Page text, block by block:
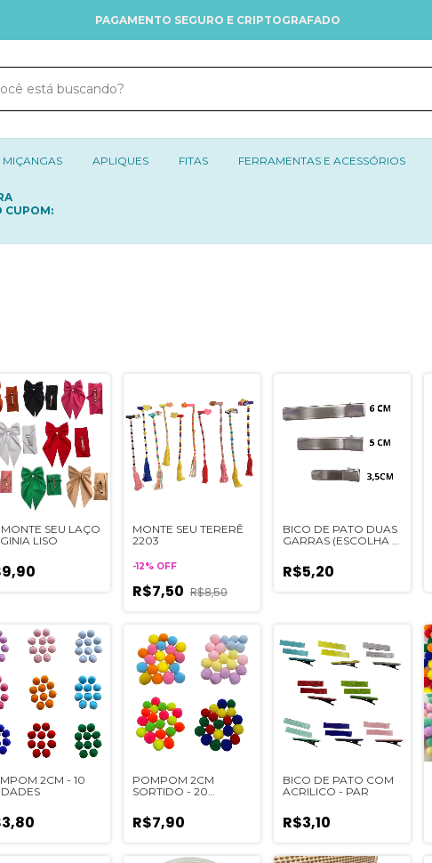
PAGAMENTO SEGURO E CRIPTOGRAFADO
MIÇANGAS APLIQUES FITAS FERRAMENTAS E ACESSÓRIOS
CUPOM:
MONTE SEU LAÇO
LISO
MONTE SEU TERERÊ
2203
-12% OFF
R$7,50 R$8,50
BICO DE PATO DUAS
GARRAS (ESCOLHA O
R$5,20
2CM - 10
POMPOM 2CM
SORTIDO - 20
R$7,90
BICO DE PATO COM
ACRILICO - PAR
R$3,10